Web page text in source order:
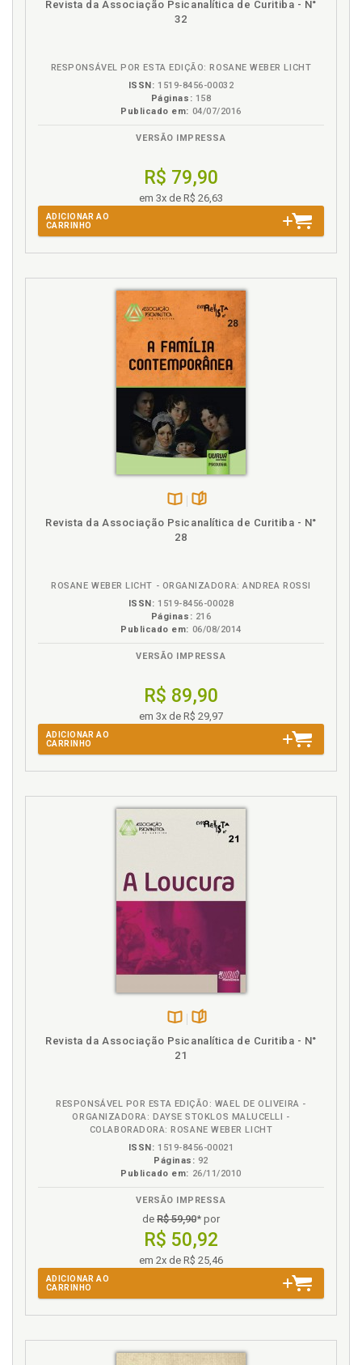
na
Revista da Associação Psicanalítica de Curitiba - N°
32
RESPONSÁVEL POR ESTA EDIÇÃO: ROSANE WEBER LICHT
ISSN: 1519-8456-00032
Páginas: 158
Publicado em: 04/07/2016
VERSÃO IMPRESSA
R$ 79,90
em 3x de R$ 26,63
ADICIONAR AO
CARRINHO
na
Revista da Associação Psicanalítica de Curitiba - N°
28
ROSANE WEBER LICHT - ORGANIZADORA: ANDREA ROSSI
ISSN: 1519-8456-00028
Páginas: 216
Publicado em: 06/08/2014
VERSÃO IMPRESSA
R$ 89,90
em 3x de R$ 29,97
ADICIONAR AO
CARRINHO
na
Revista da Associação Psicanalítica de Curitiba - N°
21
RESPONSÁVEL POR ESTA EDIÇÃO: WAEL DE OLIVEIRA -
ORGANIZADORA: DAYSE STOKLOS MALUCELLI -
COLABORADORA: ROSANE WEBER LICHT
ISSN: 1519-8456-00021
Páginas: 92
Publicado em: 26/11/2010
VERSÃO IMPRESSA
de R$ 59,90* por
R$ 50,92
em 2x de R$ 25,46
ADICIONAR AO
CARRINHO